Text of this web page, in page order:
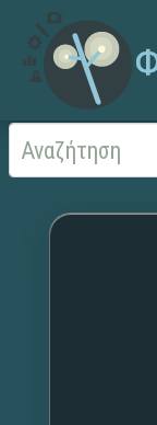
Αρχική Χωρίς